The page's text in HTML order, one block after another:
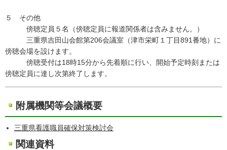
５ その他
傍聴定員５名（傍聴定員に報道関係者は含みません。）
三重県吉田山会館第206会議室（津市栄町１丁目891番地）に
傍聴会場を設けます。
傍聴受付は18時15分から先着順に行い、開始予定時刻または
傍聴定員に達し次第終了します。
附属機関等会議概要
三重県看護職員確保対策検討会
関連資料